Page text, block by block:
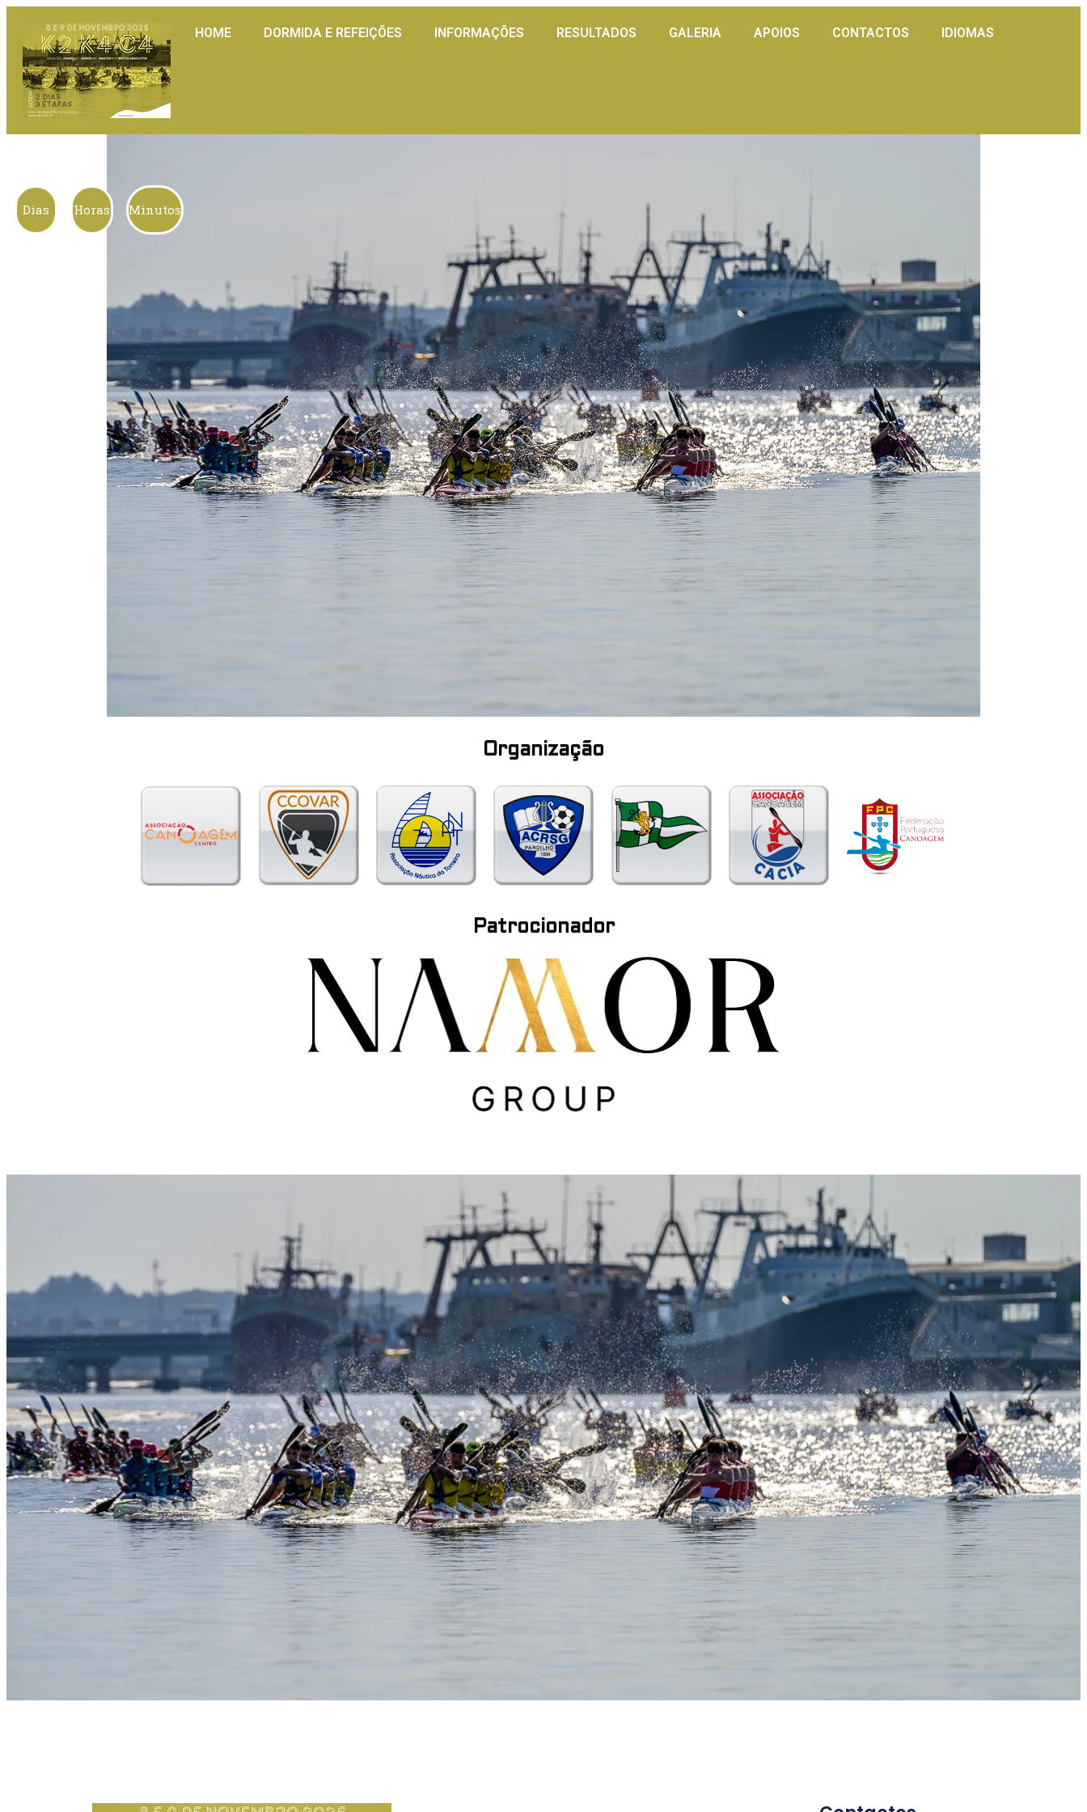
HOME DORMIDA E REFEIÇÕES INFORMAÇÕES RESULTADOS GALERIA APOIOS CONTACTOS IDIOMAS
Dias Horas Minutos
Organização
Patrocionador